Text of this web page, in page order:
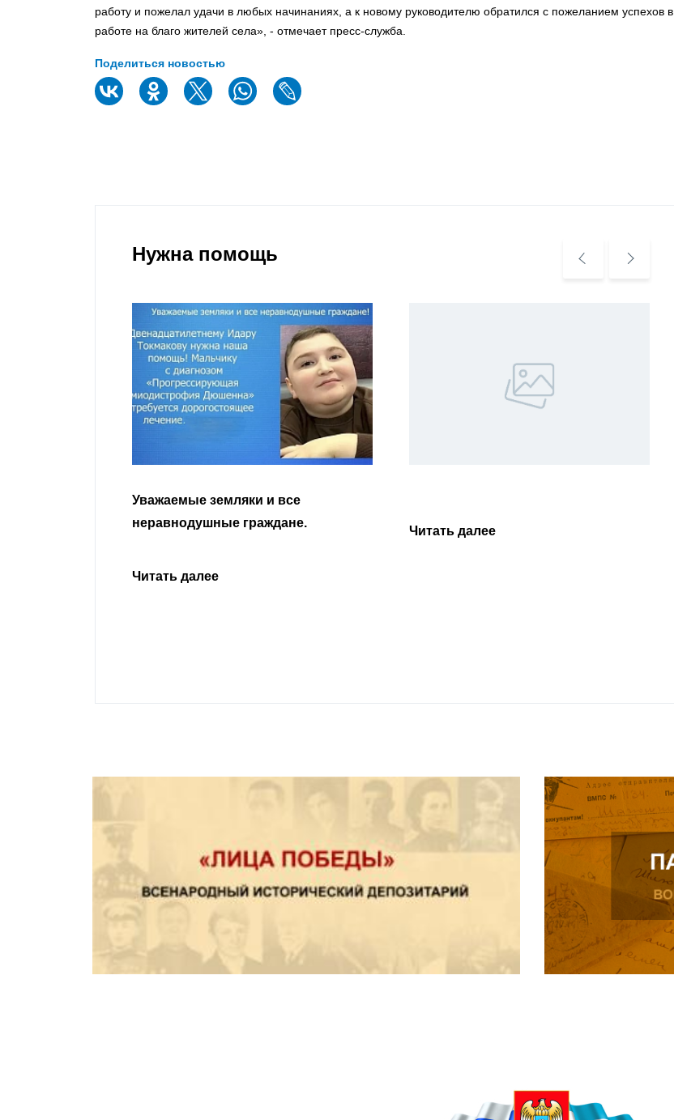
работу и пожелал удачи в любых начинаниях, а к новому руководителю обратился с пожеланием успехов в
работе на благо жителей села», - отмечает пресс-служба.
Поделиться новостью
Нужна помощь
Уважаемые земляки и все
неравнодушные граждане.
Читать далее
Читать далее